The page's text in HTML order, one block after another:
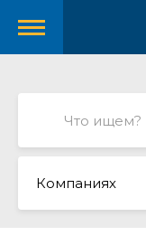
Компаниях